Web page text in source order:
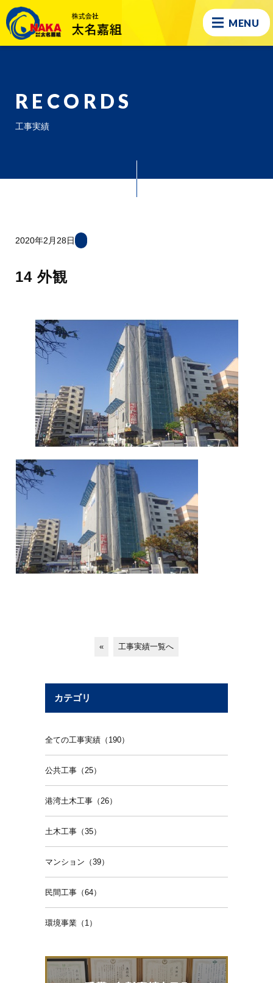
MENU
RECORDS
工事実績
2020年2月28日
14 外観
« 工事実績一覧へ
カテゴリ
全ての工事実績（190）
公共工事（25）
港湾土木工事（26）
土木工事（35）
マンション（39）
民間工事（64）
環境事業（1）